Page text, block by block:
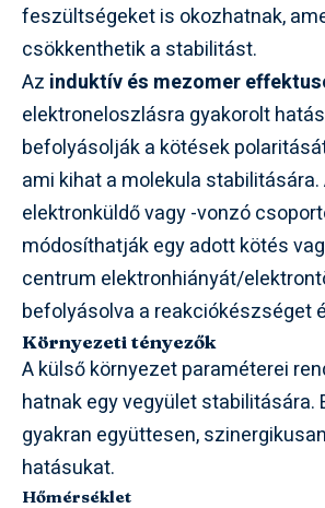
feszültségeket is okozhatnak,
csökkenthetik a stabilitást.
Az induktív és mezomer
elektroneloszlásra gyakorolt
befolyásolják a kötések
ami kihat a molekula stabilitására.
elektronküldő vagy -vonzó
módosíthatják egy adott kötés
centrum elektronhiányát/
befolyásolva a reakciókészséget
Környezeti tényezők
A külső környezet paraméterei
hatnak egy vegyület stabilitására.
gyakran együttesen,
hatásukat.
Hőmérséklet